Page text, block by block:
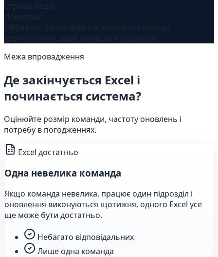
Межа впровадження
Де закінчується Excel і
починається система?
Оцінюйте розмір команди, частоту оновлень і
потребу в погодженнях.
Excel достатньо
Одна невелика команда
Якщо команда невелика, працює один підрозділ і
оновлення виконуються щотижня, одного Excel усе
ще може бути достатньо.
Небагато відповідальних
Лише одна команда